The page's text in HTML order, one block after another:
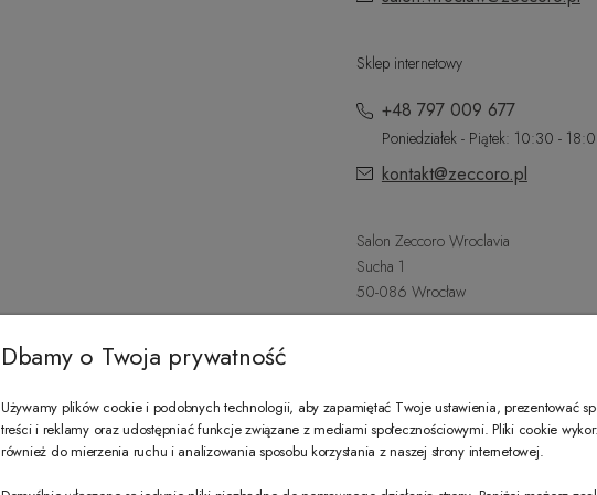
Sklep internetowy
+48 797 009 677
Poniedziałek - Piątek: 10:30 -
kontakt@zeccoro.pl
Salon Zeccoro Wroclavia
Sucha 1
50-086 Wrocław
wroclavia@zeccoro.pl
Dbamy o Twoja prywatność
Używamy plików cookie i podobnych technologii, aby zapamiętać Twoje ustawienia, prezentować
treści i reklamy oraz udostępniać funkcje związane z mediami społecznościowymi. Pliki cookie
również do mierzenia ruchu i analizowania sposobu korzystania z naszej strony internetowej.